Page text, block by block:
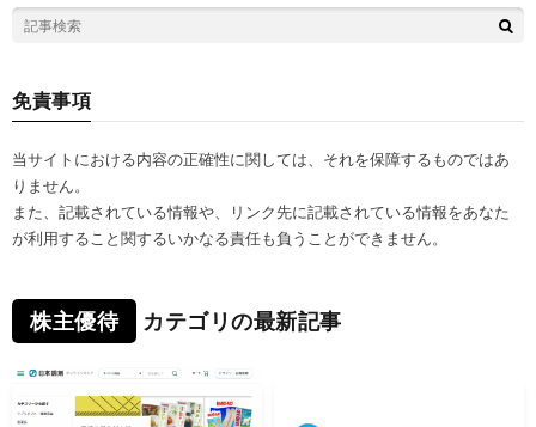
免責事項
当サイトにおける内容の正確性に関しては、それを保障するものではあ
りません。
また、記載されている情報や、リンク先に記載されている情報をあなた
が利用すること関するいかなる責任も負うことができません。
株主優待 カテゴリの最新記事